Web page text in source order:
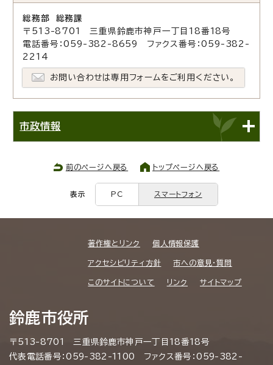
総務部 総務課
〒513-8701 三重県鈴鹿市神戸一丁目18番18号
電話番号：059-382-8659 ファクス番号：059-382-
2214
お問い合わせは専用フォームをご利用ください。
市政情報
前のページへ戻る トップページへ戻る
表示 PC スマートフォン
著作権とリンク 個人情報保護
アクセシビリティ方針 市への意見・質問
このサイトについて リンク サイトマップ
鈴鹿市役所
〒513-8701 三重県鈴鹿市神戸一丁目18番18号
代表電話番号：059-382-1100 ファクス番号：059-382-